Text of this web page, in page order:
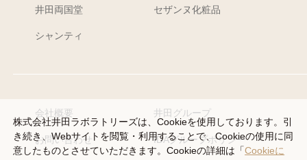
井田両国堂 セザンヌ化粧品
シャンティ
会社概要 井田グループ
お問い合わせ IDAグループポリシー
株式会社井田ラボラトリーズは、Cookieを使用しております。引
き続き、Webサイトを閲覧・利用することで、Cookieの使用に同
意したものとさせていただきます。Cookieの詳細は「Cookieに